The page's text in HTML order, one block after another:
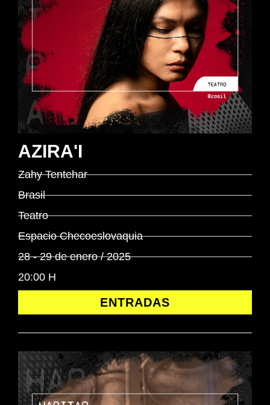
AZIRA'I
Zahy Tentehar
Brasil
Teatro
Espacio Checoeslovaquia
28 - 29 de enero / 2025
20:00 H
ENTRADAS